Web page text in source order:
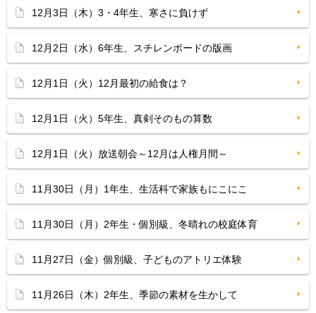
12月3日（木）3・4年生、寒さに負けず
12月2日（水）6年生、スチレンボードの版画
12月1日（火）12月最初の給食は？
12月1日（火）5年生、真剣そのもの算数
12月1日（火）放送朝会～12月は人権月間～
11月30日（月）1年生、生活科で家族もにこにこ
11月30日（月）2年生・個別級、冬晴れの校庭体育
11月27日（金）個別級、子どものアトリエ体験
11月26日（木）2年生、季節の素材を生かして